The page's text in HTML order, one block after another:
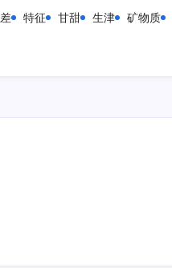
特征 甘甜 生津 矿物质